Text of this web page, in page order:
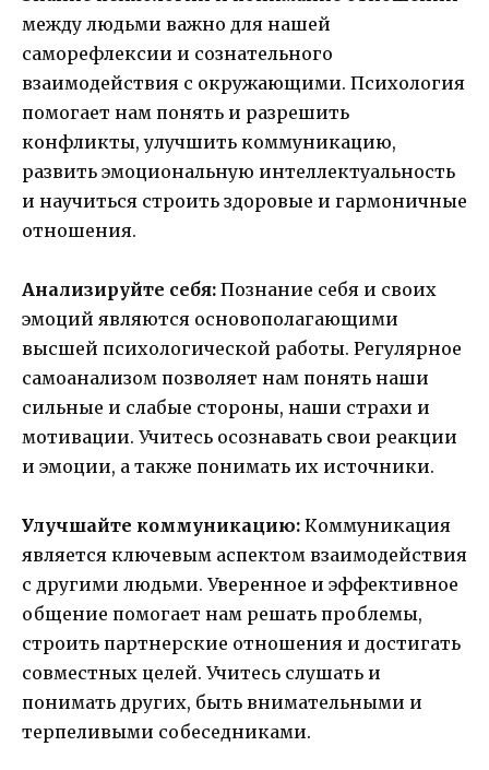
между людьми важно для нашей
саморефлексии и сознательного
взаимодействия с окружающими. Психология
помогает нам понять и разрешить
конфликты, улучшить коммуникацию,
развить эмоциональную интеллектуальность
и научиться строить здоровые и гармоничные
отношения.
Анализируйте себя: Познание себя и своих
эмоций являются основополагающими
высшей психологической работы. Регулярное
самоанализом позволяет нам понять наши
сильные и слабые стороны, наши страхи и
мотивации. Учитесь осознавать свои реакции
и эмоции, а также понимать их источники.
Улучшайте коммуникацию: Коммуникация
является ключевым аспектом взаимодействия
с другими людьми. Уверенное и эффективное
общение помогает нам решать проблемы,
строить партнерские отношения и достигать
совместных целей. Учитесь слушать и
понимать других, быть внимательными и
терпеливыми собеседниками.